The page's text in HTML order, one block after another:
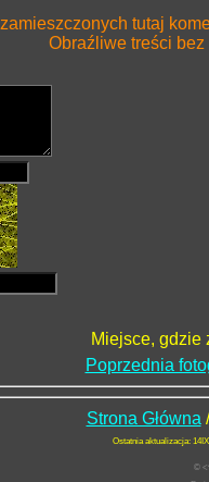
tutaj
Obraźliwe treści
Miejsce, gdzie
Poprzednia
Strona Główna /
Ostatnia aktualizacja:
©